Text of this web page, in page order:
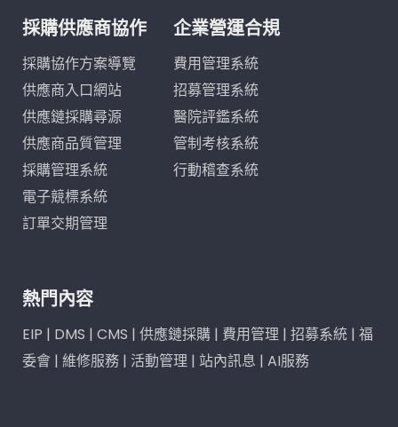
採購供應商協作
採購協作方案導覽
供應商入口網站
供應鏈採購尋源
供應商品質管理
採購管理系統
電子競標系統
訂單交期管理
企業營運合規
費用管理系統
招募管理系統
醫院評鑑系統
管制考核系統
行動稽查系統
熱門內容
EIP | DMS | CMS | 供應鏈採購| 費用管理| 招募系統| 福
委會| 維修服務| 活動管理| 站內訊息 | AI服務